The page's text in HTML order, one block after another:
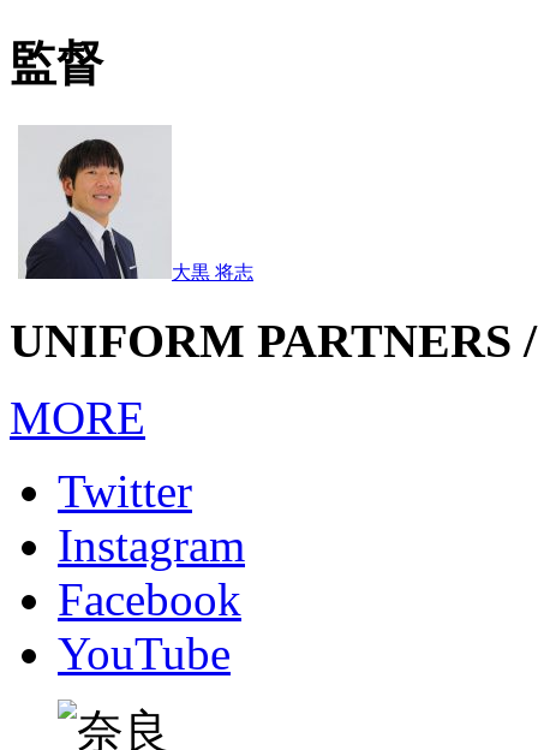
監督
大黒 将志
UNIFORM PARTNERS
MORE
Twitter
Instagram
Facebook
YouTube